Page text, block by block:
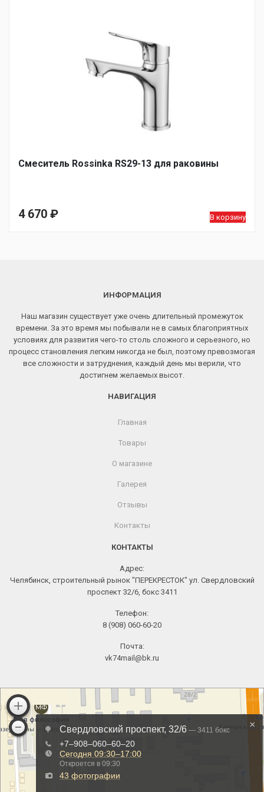
Смеситель Rossinka RS29-13 для раковины
4 670 ₽ В корзину
ИНФОРМАЦИЯ
Наш магазин существует уже очень длительный промежуток
времени. За это время мы побывали не в самых благоприятных
условиях для развития чего-то столь сложного и серьезного, но
процесс становления легким никогда не был, поэтому превозмогая
все сложности и затруднения, каждый день мы верили, что
достигнем желаемых высот.
НАВИГАЦИЯ
Главная
Товары
О магазине
Галерея
Отзывы
Контакты
КОНТАКТЫ
Адрес:
Челябинск, строительный рынок "ПЕРЕКРЕСТОК" ул. Свердловский
проспект 32/6, бокс 3411
Телефон:
8 (908) 060-60-20
Почта:
vk74mail@bk.ru